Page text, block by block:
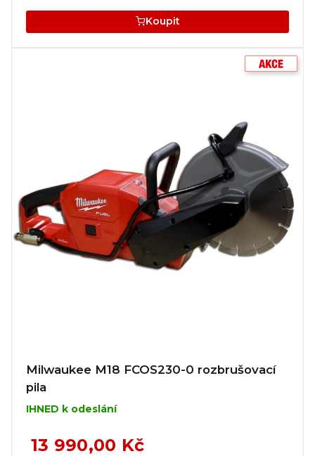
Koupit
Milwaukee M18 FCOS230-0 rozbrušovací
pila
IHNED k odeslání
13 990,00 Kč